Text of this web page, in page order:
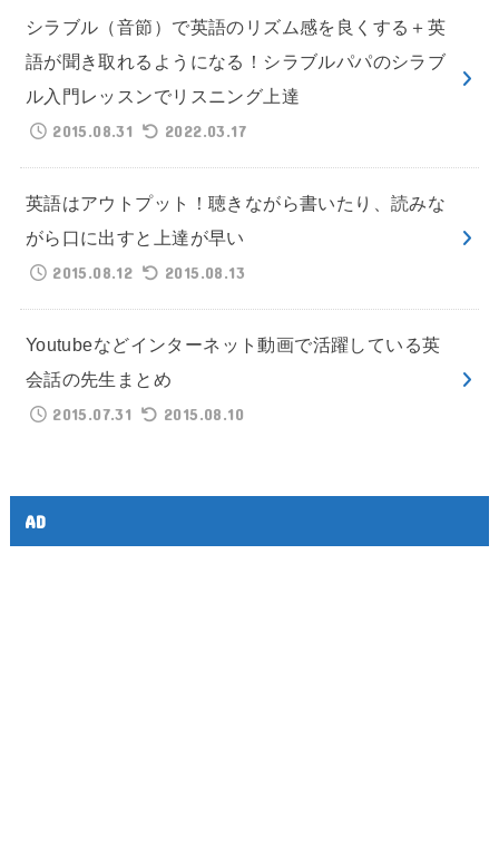
シラブル（音節）で英語のリズム感を良くする＋英
語が聞き取れるようになる！シラブルパパのシラブ
ル入門レッスンでリスニング上達
2015.08.31
2022.03.17
英語はアウトプット！聴きながら書いたり、読みな
がら口に出すと上達が早い
2015.08.12
2015.08.13
Youtubeなどインターネット動画で活躍している英
会話の先生まとめ
2015.07.31
2015.08.10
AD